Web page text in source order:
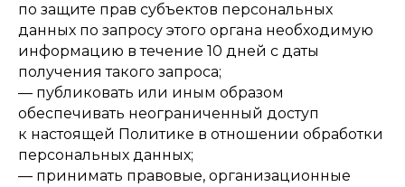
по защите прав субъектов персональных
данных по запросу этого органа необходимую
информацию в течение 10 дней с даты
получения такого запроса;
— публиковать или иным образом
обеспечивать неограниченный доступ
к настоящей Политике в отношении обработки
персональных данных;
— принимать правовые, организационные